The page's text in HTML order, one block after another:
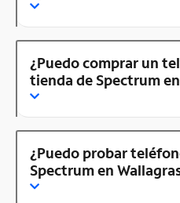
¿Puedo comprar un
tienda de Spectrum
¿Puedo probar
Spectrum en